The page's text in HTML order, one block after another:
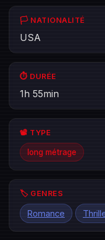
🏳️ NATIONALITÉ
USA
⏱️ DURÉE
1h 55min
📽️ TYPE
long métrage
🏷️ GENRES
Romance